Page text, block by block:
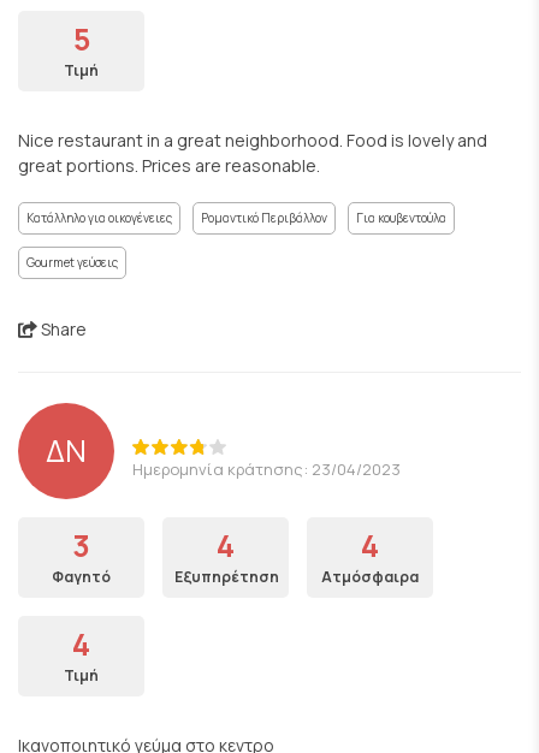
5
Τιμή
Nice restaurant in a great neighborhood. Food is lovely and
great portions. Prices are reasonable.
Κατάλληλο για οικογένειες Ρομαντικό Περιβάλλον Για κουβεντούλα
Gourmet γεύσεις
Share
ΔΝ Ημερομηνία κράτησης: 23/04/2023
3
Φαγητό
4
Εξυπηρέτηση
4
Ατμόσφαιρα
4
Τιμή
Ικανοποιητικό γεύμα στο κεντρο